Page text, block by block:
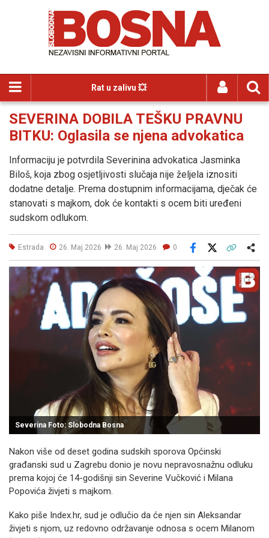
Rat u zalivu 💥
SEVERINA DOBILA TEŠKU PRAVNU
BITKU: Oglasila se njena advokatica
Informaciju je potvrdila Severinina advokatica Jasminka
Biloš, koja zbog osjetljivosti slučaja nije željela iznositi
dodatne detalje. Prema dostupnim informacijama, dječak će
stanovati s majkom, dok će kontakti s ocem biti uređeni
sudskom odlukom.
Estrada 26. Maj 2026 26. Maj 2026 0
Facebook
Severina Foto: Slobodna Bosna
Nakon više od deset godina sudskih sporova Općinski
građanski sud u Zagrebu donio je novu nepravosnažnu odluku
prema kojoj će 14-godišnji sin Severine Vučković i Milana
Popovića živjeti s majkom.
Kako piše Index.hr, sud je odlučio da će njen sin Aleksandar
živjeti s njom, uz redovno održavanje odnosa s ocem Milanom